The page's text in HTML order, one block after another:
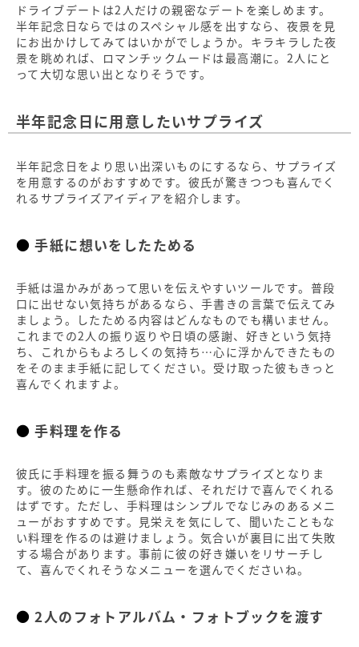
ドライブデートは2人だけの親密なデートを楽しめます。
半年記念日ならではのスペシャル感を出すなら、夜景を見
にお出かけしてみてはいかがでしょうか。キラキラした夜
景を眺めれば、ロマンチックムードは最高潮に。2人にと
って大切な思い出となりそうです。
半年記念日に用意したいサプライズ
半年記念日をより思い出深いものにするなら、サプライズ
を用意するのがおすすめです。彼氏が驚きつつも喜んでく
れるサプライズアイディアを紹介します。
手紙に想いをしたためる
手紙は温かみがあって思いを伝えやすいツールです。普段
口に出せない気持ちがあるなら、手書きの言葉で伝えてみ
ましょう。したためる内容はどんなものでも構いません。
これまでの2人の振り返りや日頃の感謝、好きという気持
ち、これからもよろしくの気持ち…心に浮かんできたもの
をそのまま手紙に記してください。受け取った彼もきっと
喜んでくれますよ。
手料理を作る
彼氏に手料理を振る舞うのも素敵なサプライズとなりま
す。彼のために一生懸命作れば、それだけで喜んでくれる
はずです。ただし、手料理はシンプルでなじみのあるメニ
ューがおすすめです。見栄えを気にして、聞いたこともな
い料理を作るのは避けましょう。気合いが裏目に出て失敗
する場合があります。事前に彼の好き嫌いをリサーチし
て、喜んでくれそうなメニューを選んでくださいね。
2人のフォトアルバム・フォトブックを渡す